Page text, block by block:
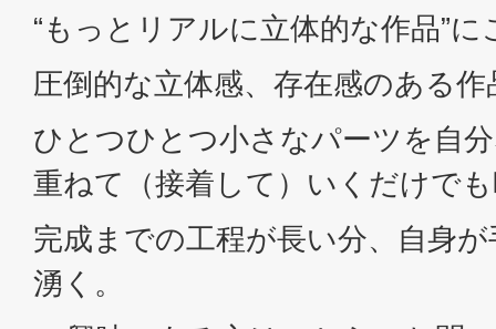
“もっとリアルに立体的な作品”に
圧倒的な立体感、存在感のある
ひとつひとつ小さなパーツを自
重ねて（接着して）いくだけで
完成までの工程が長い分、自身
湧く。